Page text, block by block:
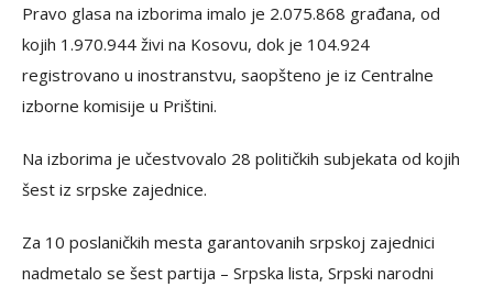
Pravo glasa na izborima imalo je 2.075.868 građana, od
kojih 1.970.944 živi na Kosovu, dok je 104.924
registrovano u inostranstvu, saopšteno je iz Centralne
izborne komisije u Prištini.
Na izborima je učestvovalo 28 političkih subjekata od kojih
šest iz srpske zajednice.
Za 10 poslaničkih mesta garantovanih srpskoj zajednici
nadmetalo se šest partija – Srpska lista, Srpski narodni